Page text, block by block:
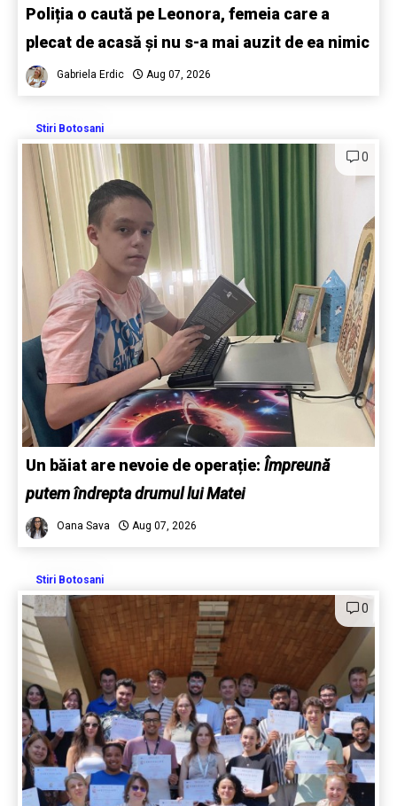
Poliția o caută pe Leonora, femeia care a
plecat de acasă și nu s-a mai auzit de ea nimic
Gabriela Erdic Aug 07, 2026
Stiri Botosani
0
Un băiat are nevoie de operație: Împreună
putem îndrepta drumul lui Matei
Oana Sava Aug 07, 2026
Stiri Botosani
0